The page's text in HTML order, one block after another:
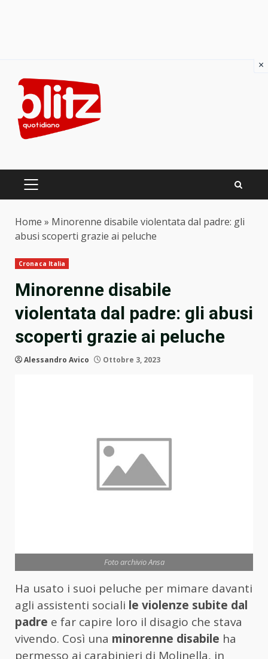
content
PRIMARY
Home » Minorenne disabile violentata dal padre: gli
abusi scoperti grazie ai peluche
Cronaca Italia
Minorenne disabile
violentata dal padre: gli abusi
scoperti grazie ai peluche
Alessandro Avico Ottobre 3, 2023
Foto archivio Ansa
Ha usato i suoi peluche per mimare davanti
agli assistenti sociali le violenze subite dal
padre e far capire loro il disagio che stava
vivendo. Così una minorenne disabile ha
permesso ai carabinieri di Molinella, in
×